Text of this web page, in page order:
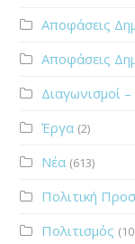
Αποφάσεις
Αποφάσεις
Διαγωνισμοί
Έργα (2)
Νέα (613)
Πολιτική
Πολιτισμός